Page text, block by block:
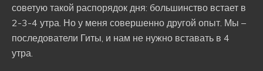
советую такой распорядок дня: большинство встает в
2-3-4 утра. Но у меня совершенно другой опыт. Мы –
последователи Гиты, и нам не нужно вставать в 4
утра.